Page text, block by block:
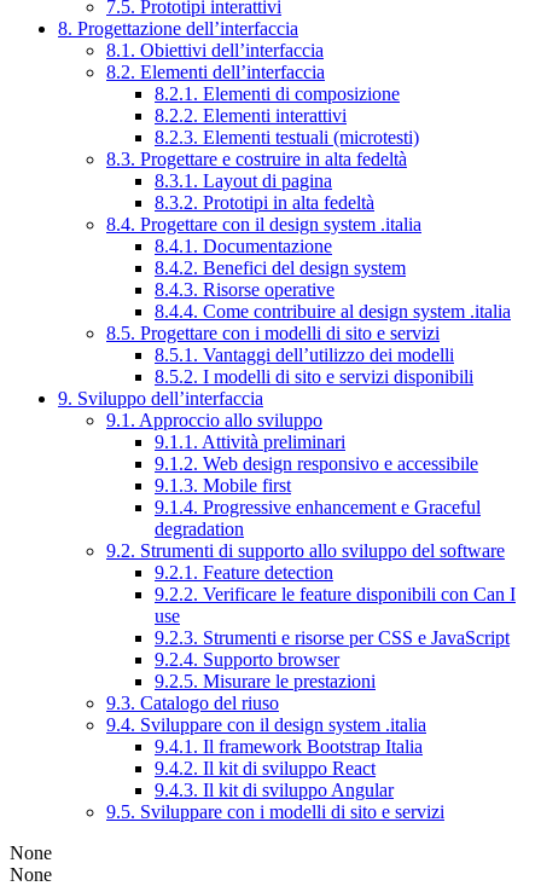
7.5. Prototipi interattivi
8. Progettazione dell’interfaccia
8.1. Obiettivi dell’interfaccia
8.2. Elementi dell’interfaccia
8.2.1. Elementi di composizione
8.2.2. Elementi interattivi
8.2.3. Elementi testuali (microtesti)
8.3. Progettare e costruire in alta fedeltà
8.3.1. Layout di pagina
8.3.2. Prototipi in alta fedeltà
8.4. Progettare con il design system .italia
8.4.1. Documentazione
8.4.2. Benefici del design system
8.4.3. Risorse operative
8.4.4. Come contribuire al design system .italia
8.5. Progettare con i modelli di sito e servizi
8.5.1. Vantaggi dell’utilizzo dei modelli
8.5.2. I modelli di sito e servizi disponibili
9. Sviluppo dell’interfaccia
9.1. Approccio allo sviluppo
9.1.1. Attività preliminari
9.1.2. Web design responsivo e accessibile
9.1.3. Mobile first
9.1.4. Progressive enhancement e Graceful
degradation
9.2. Strumenti di supporto allo sviluppo del software
9.2.1. Feature detection
9.2.2. Verificare le feature disponibili con Can I
use
9.2.3. Strumenti e risorse per CSS e JavaScript
9.2.4. Supporto browser
9.2.5. Misurare le prestazioni
9.3. Catalogo del riuso
9.4. Sviluppare con il design system .italia
9.4.1. Il framework Bootstrap Italia
9.4.2. Il kit di sviluppo React
9.4.3. Il kit di sviluppo Angular
9.5. Sviluppare con i modelli di sito e servizi
None
None